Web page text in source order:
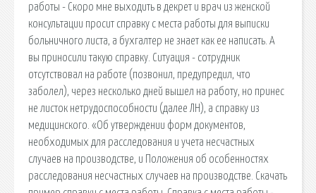
работы - Скоро мне выходить в декрет и врач из женской
консультации просит справку с места работы для выписки
больничного листа, а бухгалтер не знает как ее написать. А
вы приносили такую справку. Ситуация - сотрудник
отсутствовал на работе (позвонил, предупредил, что
заболел), через несколько дней вышел на работу, но принес
не листок нетрудоспособности (далее ЛН), а справку из
медицинского. «Об утверждении форм документов,
необходимых для расследования и учета несчастных
случаев на производстве, и Положения об особенностях
расследования несчастных случаев на производстве. Скачать